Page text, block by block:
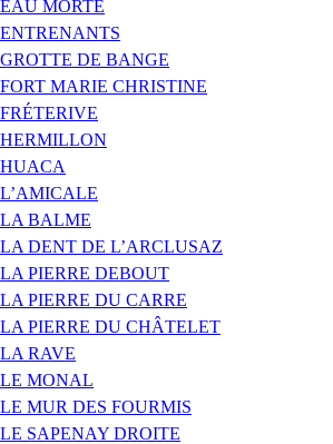
EAU MORTE
ENTRENANTS
GROTTE DE BANGE
FORT MARIE CHRISTINE
FRÉTERIVE
HERMILLON
HUACA
L’AMICALE
LA BALME
LA DENT DE L’ARCLUSAZ
LA PIERRE DEBOUT
LA PIERRE DU CARRE
LA PIERRE DU CHÂTELET
LA RAVE
LE MONAL
LE MUR DES FOURMIS
LE SAPENAY DROITE